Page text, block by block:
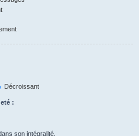
Décroissant
:
son intégralité.